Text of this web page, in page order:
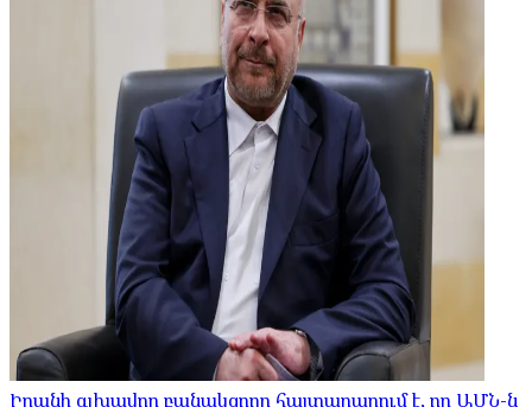
Իրանի գլխավոր բանակցողը հայտարարում է, որ ԱՄՆ-ն